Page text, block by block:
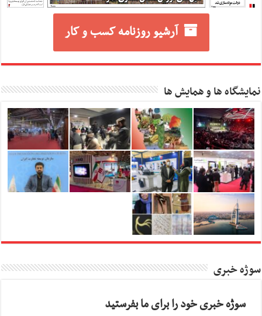
آرشیو روزنامه کسب و کار
نمایشگاه ها و همایش ها
سوژه خبری
سوژه خبری خود را برای ما بفرستید